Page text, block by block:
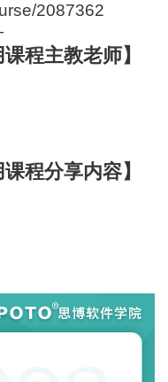
2087362
程主教老师】
程分享内容】